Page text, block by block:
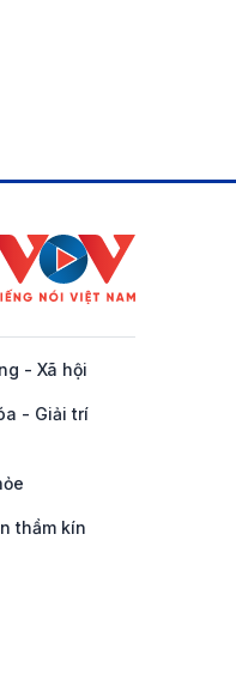
- Xã hội
- Giải trí
thầm kín